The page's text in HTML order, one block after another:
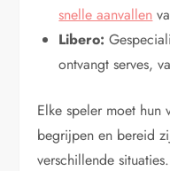
snelle aanvallen
Libero:
ontvangt serves,
Elke speler moet hun
begrijpen en bereid
verschillende